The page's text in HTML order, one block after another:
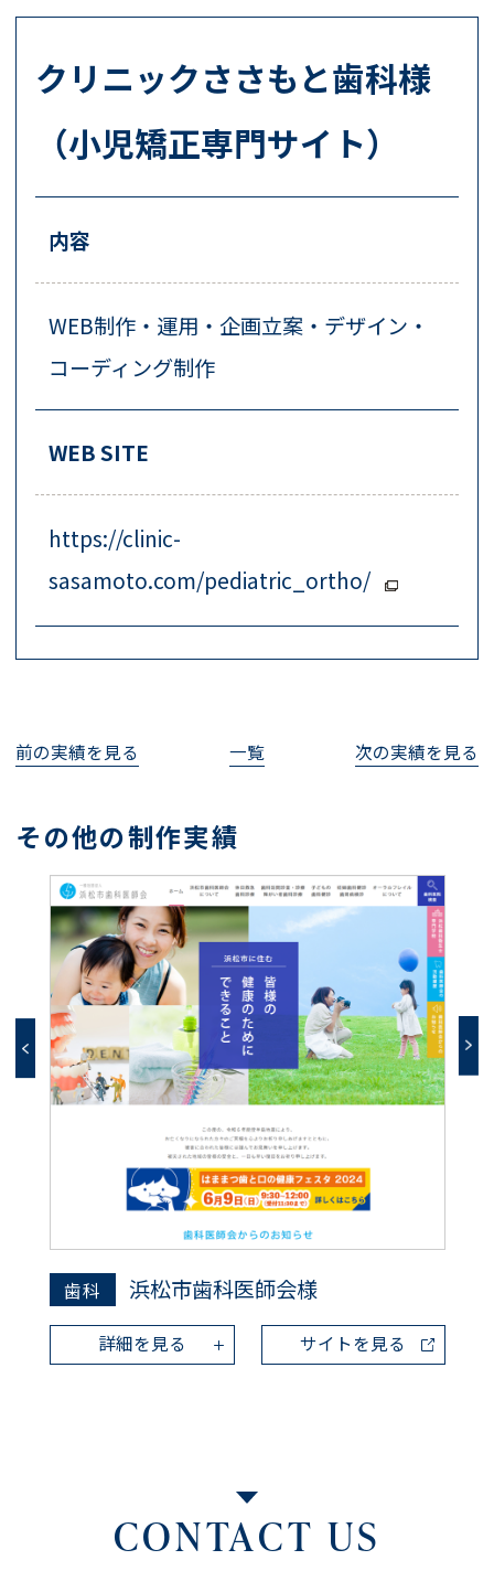
クリニックささもと歯科様
（小児矯正専門サイト）
内容
WEB制作・運用・企画立案・デザイン・
コーディング制作
WEB SITE
https://clinic-
sasamoto.com/pediatric_ortho/
前の実績を見る 一覧 次の実績を見る
その他の制作実績
歯科 浜松市歯科医師会様
詳細を見る サイトを見る
CONTACT US